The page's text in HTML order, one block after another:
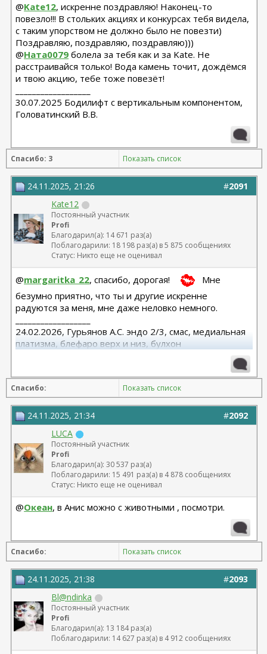
@Kate12, искренне поздравляю! Наконец-то
повезло!!! В стольких акциях и конкурсах тебя видела,
с таким упорством не должно было не повезти)
Поздравляю, поздравляю, поздравляю)))
@Ната0079 болела за тебя как и за Kate. Не
расстраивайся только! Вода камень точит, дождёмся
и твою акцию, тебе тоже повезёт!
30.07.2025 Бодилифт с вертикальным компонентом,
Головатинский В.В.
Спасибо: 3 Показать список
#2091
24.11.2025, 21:26
Kate12
Постоянный участник
Profi
Благодарил(а): 14 671 раз(а)
Поблагодарили: 18 198 раз(а) в 5 875 сообщениях
Статус: Никто еще не оценивал
@margaritka_22, спасибо, дорогая!
Мне
безумно приятно, что ты и другие искренне
радуются за меня, мне даже неловко немного.
24.02.2026, Гурьянов А.С. эндо 2/3, смас, медиальная
платизма, блефаро верх и низ, булхон
08.2015, allergan 240, 255. Аврамович А.Г., Клиника СЛ
(молодости и красоты)
Спасибо: Показать список
#2092
24.11.2025, 21:34
LUCA
Постоянный участник
Profi
Благодарил(а): 30 537 раз(а)
Поблагодарили: 15 491 раз(а) в 4 878 сообщениях
Статус: Никто еще не оценивал
@Океан, в Анис можно с животными , посмотри.
Спасибо: Показать список
#2093
24.11.2025, 21:38
Bl@ndinka
Постоянный участник
Profi
Благодарил(а): 13 184 раз(а)
Поблагодарили: 14 627 раз(а) в 4 912 сообщениях